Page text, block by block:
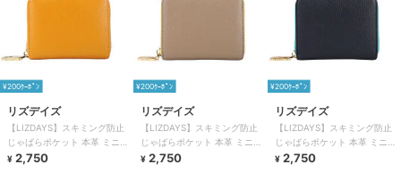
¥200ｸｰﾎﾟﾝ
リズデイズ
【LIZDAYS】スキミング防止
じゃばらポケット 本革 ミニ財
布
¥ 2,750
¥200ｸｰﾎﾟﾝ
リズデイズ
【LIZDAYS】スキミング防止
じゃばらポケット 本革 ミニ財
布
¥ 2,750
¥200ｸｰﾎﾟﾝ
リズデイズ
【LIZDAYS】スキミング防止
じゃばらポケット 本革 ミニ財
布
¥ 2,750